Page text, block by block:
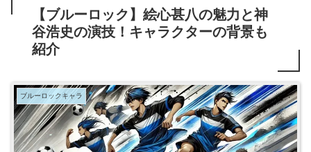
【ブルーロック】絵心甚八の魅力と神
谷浩史の演技！キャラクターの背景も
紹介
ブルーロックキャラ